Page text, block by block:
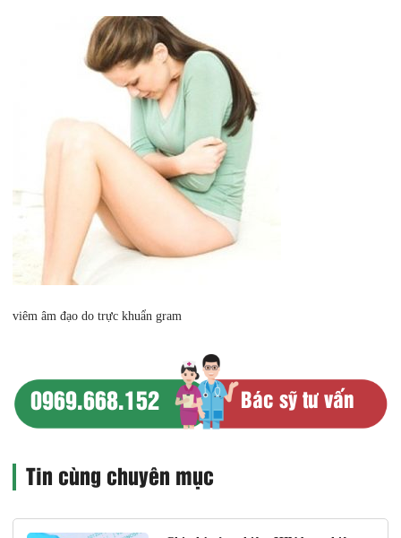
viêm âm đạo do trực khuẩn gram
0969.668.152 Bác sỹ tư vấn
Tin cùng chuyên mục